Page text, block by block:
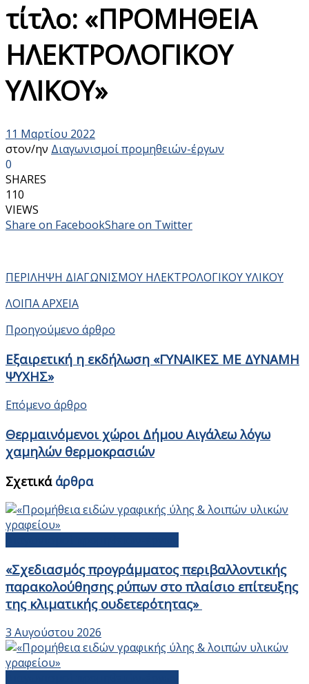
τίτλο: «ΠΡΟΜΗΘΕΙΑ
ΗΛΕΚΤΡΟΛΟΓΙΚΟΥ
ΥΛΙΚΟΥ»
11 Μαρτίου 2022
στον/ην Διαγωνισμοί προμηθειών-έργων
0
SHARES
110
VIEWS
Share on FacebookShare on Twitter
ΠΕΡΙΛΗΨΗ ΔΙΑΓΩΝΙΣΜΟΥ ΗΛΕΚΤΡΟΛΟΓΙΚΟΥ ΥΛΙΚΟΥ
ΛΟΙΠΑ ΑΡΧΕΙΑ
Προηγούμενο άρθρο
Εξαιρετική η εκδήλωση «ΓΥΝΑΙΚΕΣ ΜΕ ΔΥΝΑΜΗ
ΨΥΧΗΣ»
Επόμενο άρθρο
Θερμαινόμενοι χώροι Δήμου Αιγάλεω λόγω
χαμηλών θερμοκρασιών
Σχετικάάρθρα
«Σχεδιασμός προγράμματος περιβαλλοντικής
παρακολούθησης ρύπων στο πλαίσιο επίτευξης
της κλιματικής ουδετερότητας»
3 Αυγούστου 2026